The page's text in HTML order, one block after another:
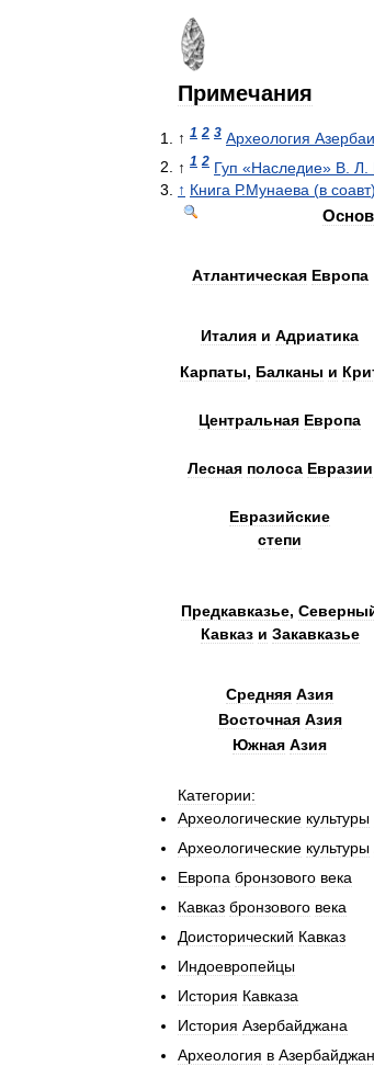
Примечания
↑ 1 2 3 Археология
↑ 1 2 Гуп «Наследие» В Л
↑ Книга Р.Мунаева (в соавт)
Атлантическая Европа
Италия и Адриатика
Карпаты, Балканы и
Центральная Европа
Лесная полоса Евразии
Евразийские
степи
Предкавказье,
Кавказ и Закавказье
Средняя Азия
Восточная Азия
Южная Азия
Категории:
Археологические культуры
Археологические культуры
Европа бронзового века
Кавказ бронзового века
Доисторический Кавказ
Индоевропейцы
История Кавказа
История Азербайджана
Археология в